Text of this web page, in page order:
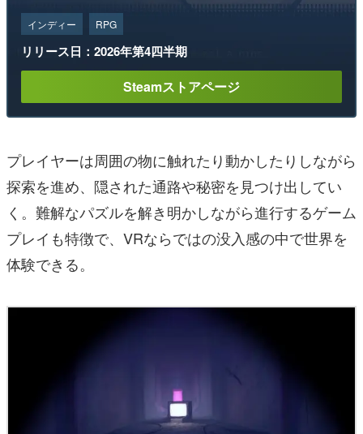
インディー RPG
リリース日：2026年第4四半期
Steamストアページ
プレイヤーは周囲の物に触れたり動かしたりしながら
探索を進め、隠された通路や秘密を見つけ出してい
く。難解なパズルを解き明かしながら進行するゲーム
プレイも特徴で、VRならではの没入感の中で世界を
体験できる。